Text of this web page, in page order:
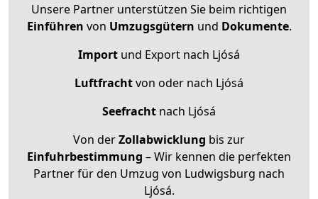
Unsere Partner unterstützen Sie beim richtigen
Einführen von Umzugsgütern und Dokumente.
Import und Export nach Ljósá
Luftfrachtvon oder nach Ljósá
Seefracht nach Ljósá
Von derZollabwicklung bis zur
Einfuhrbestimmung – Wir kennen die perfekten
Partner für den Umzug von Ludwigsburg nach
Ljósá.